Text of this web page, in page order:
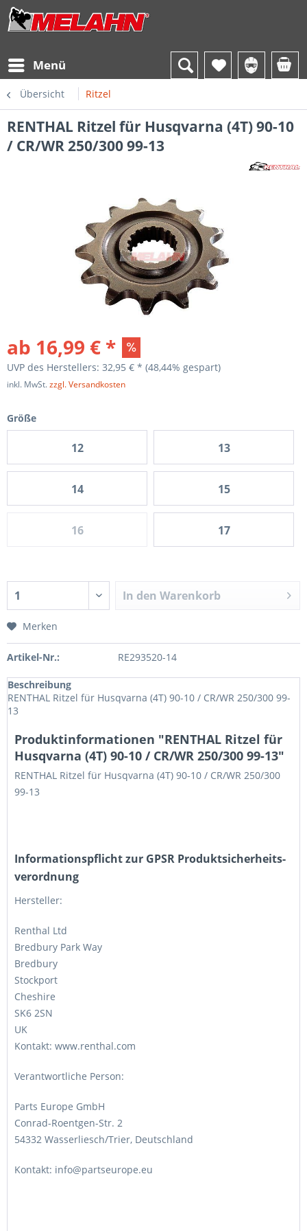
Menü
Übersicht Ritzel
RENTHAL Ritzel für Husqvarna (4T) 90-10
/ CR/WR 250/300 99-13
ab 16,99 € *
UVP des Herstellers: 32,95 € * (48,44% gespart)
inkl. MwSt.zzgl. Versandkosten
Größe
12 13
14 15
16 17
In den Warenkorb
Merken
Artikel-Nr.: RE293520-14
Beschreibung
RENTHAL Ritzel für Husqvarna (4T) 90-10 / CR/WR 250/300 99-
13
Produktinformationen "RENTHAL Ritzel für
Husqvarna (4T) 90-10 / CR/WR 250/300 99-13"
RENTHAL Ritzel für Husqvarna (4T) 90-10 / CR/WR 250/300
99-13
Informations­pflicht zur GPSR Produktsicherheits­
verordnung
Hersteller:
Renthal Ltd
Bredbury Park Way
Bredbury
Stockport
Cheshire
SK6 2SN
UK
Kontakt: www.renthal.com
Verantwortliche Person:
Parts Europe GmbH
Conrad-Roentgen-Str. 2
54332 Wasserliesch/Trier, Deutschland
Kontakt: info@partseurope.eu